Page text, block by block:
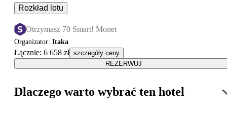
Rozkład lotu
Otrzymasz 70 Smart! Monet
Organizator: Itaka
Łącznie: 6 658 zł szczegóły ceny
REZERWUJ
Dlaczego warto wybrać ten hotel